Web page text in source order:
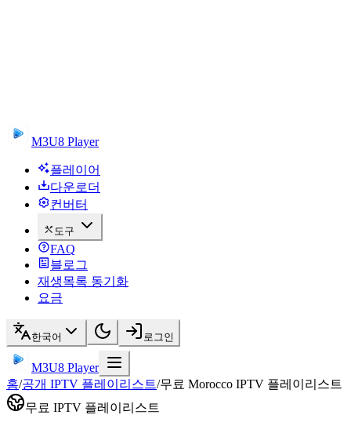
M3U8 Player
플레이어
다운로더
컨버터
도구
FAQ
블로그
재생목록 동기화
요금
한국어 로그인
M3U8 Player
홈/공개 IPTV 플레이리스트/무료 Morocco IPTV 플레이리스트
무료 IPTV 플레이리스트